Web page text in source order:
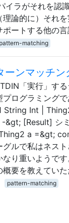
イラがそれを認
論的に）それ
ートする他の
pattern-matching
ーンマッチン
「実行」す
ログラミング
String Int |
[Result] シ
a =&gt;
ルで私はネス
り重いようで
要を教えていた
pattern-matching